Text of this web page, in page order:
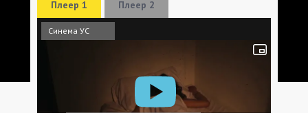
Плеер 1 Плеер 2
Синема УС